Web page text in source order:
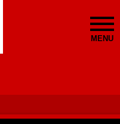
MENU